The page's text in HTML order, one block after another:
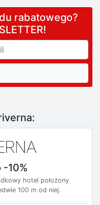
rabatowego?
10%
hotel położony
100 m od niej.